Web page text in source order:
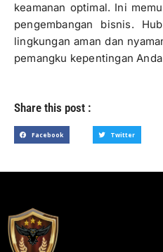
keamanan optimal. Ini
pengembangan bisnis.
lingkungan aman dan
pemangku kepentingan
Share this post :
Facebook Twitter